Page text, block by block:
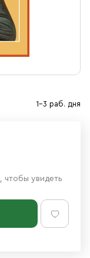
1-3 раб. дня
, чтобы увидеть